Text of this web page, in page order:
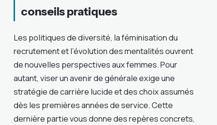
conseils pratiques
Les politiques de diversité, la féminisation du
recrutement et l’évolution des mentalités ouvrent
de nouvelles perspectives aux femmes. Pour
autant, viser un avenir de générale exige une
stratégie de carrière lucide et des choix assumés
dès les premières années de service. Cette
dernière partie vous donne des repères concrets,